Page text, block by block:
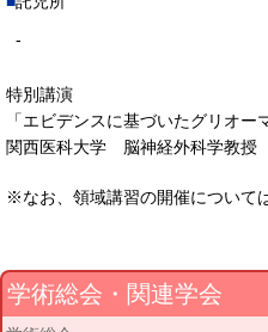
-
特別講演
「エビデンスに基づいたグリオー
関西医科大学 脳神経外科学教
※なお、領域講習の開催について
学術総会・関連学会